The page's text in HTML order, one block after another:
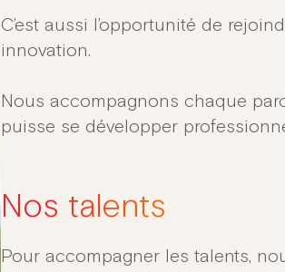
C’est aussi l’opportunité de
innovation.​
Nous accompagnons chaque
puisse se développer
Nos talents
Pour accompagner les talents,